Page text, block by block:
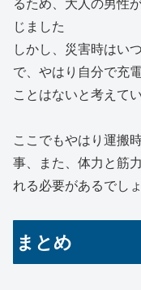
じました
しかし、災害時はい
で、やはり自分で充
ことはないと考えて
ここでもやはり運搬
事、また、体力と筋
れる必要があるでし
まとめ